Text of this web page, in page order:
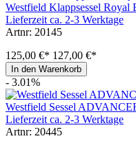
Westfield Klappsessel Royal
Lieferzeit ca. 2-3 Werktage
Artnr: 20145
125,00 €* 127,00 €*
In den Warenkorb
- 3.01%
Westfield Sessel
Lieferzeit ca. 2-3 Werktage
Artnr: 20445